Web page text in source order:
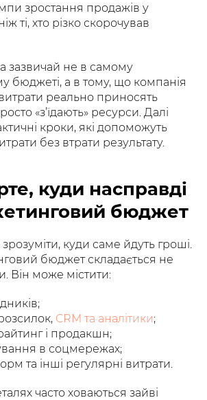
зростання продажів у
ті, хто різко скорочував
зазвичай не в самому
бюджеті, а в тому, що компанія
реально приносять
«з’їдають» ресурси. Далі
кроки, які допоможуть
без втрати результату.
куди насправді
бюджет
куди саме йдуть гроші.
бюджет складається не
Він може містити:
CRM та аналітики;
і продакшн;
в соцмережах;
та інші регулярні витрати.
часто ховаються зайві